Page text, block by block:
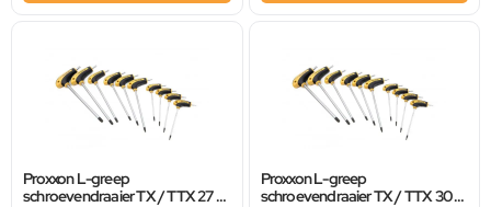
Proxxon L-greep
schroevendraaier TX / TTX 27 x
Proxxon L-greep
schroevendraaier TX / TTX 30 x